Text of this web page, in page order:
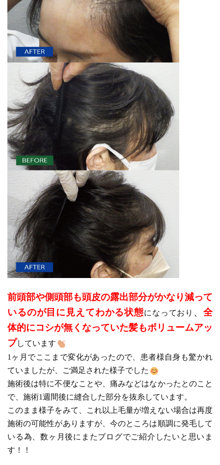
前頭部や側頭部も頭皮の露出部分がかなり減って
いるのが目に見えてわかる状態になっており 、全
体的にコシが無くなっていた髪もボリュームアッ
プしています
1ヶ月でここまで変化があったので、患者様自身も驚かれ
ていましたが、ご満足された様子でした
施術後は特に不便なことや、痛みなどはなかったとのこと
で、施術1週間後に縫合した部分を抜糸しています。
このまま様子をみて、これ以上毛量が増えない場合は再度
施術の可能性がありますが、今のところは順調に発毛して
いる為、数ヶ月後にまたブログでご紹介したいと思いま
す！！